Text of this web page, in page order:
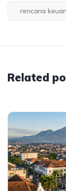
rencana
Related